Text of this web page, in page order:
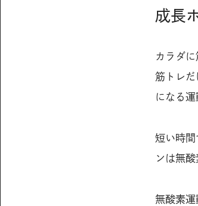
成長
カラダ
筋トレ
になる運
短い時
ンは無
無酸素